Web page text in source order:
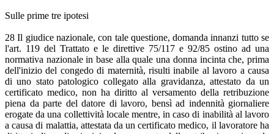
Sulle prime tre ipotesi
28 Il giudice nazionale, con tale questione, domanda innanzi tutto se
l'art. 119 del Trattato e le direttive 75/117 e 92/85 ostino ad una
normativa nazionale in base alla quale una donna incinta che, prima
dell'inizio del congedo di maternità, risulti inabile al lavoro a causa
di uno stato patologico collegato alla gravidanza, attestato da un
certificato medico, non ha diritto al versamento della retribuzione
piena da parte del datore di lavoro, bensì ad indennità giornaliere
erogate da una collettività locale mentre, in caso di inabilità al lavoro
a causa di malattia, attestata da un certificato medico, il lavoratore ha